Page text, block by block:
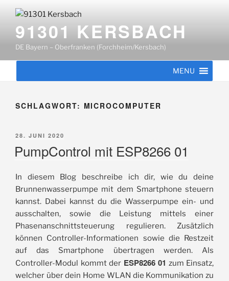
Inhalt
springen91301 KERSBACH
DE Bayern – Oberfranken (Forchheim/Kersbach)
MENU
SCHLAGWORT: MICROCOMPUTER
VERÖFFENTLICHT
28. JUNI 2020
PumpControl mit ESP8266 01
In diesem Blog beschreibe ich dir, wie du deine
Brunnenwasserpumpe mit dem Smartphone steuern
kannst. Dabei kannst du die Wasserpumpe ein- und
ausschalten, sowie die Leistung mittels einer
Phasenanschnittsteuerung regulieren. Zusätzlich
können Controller-Informationen sowie die Restzeit
auf das Smartphone übertragen werden. Als
Controller-Modul kommt der ESP8266 01 zum Einsatz,
welcher über dein Home WLAN die Kommunikation zu